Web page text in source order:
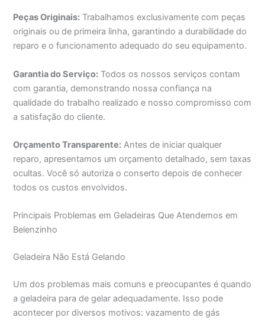
Peças Originais: Trabalhamos exclusivamente com peças
originais ou de primeira linha, garantindo a durabilidade do
reparo e o funcionamento adequado do seu equipamento.
Garantia do Serviço: Todos os nossos serviços contam
com garantia, demonstrando nossa confiança na
qualidade do trabalho realizado e nosso compromisso com
a satisfação do cliente.
Orçamento Transparente: Antes de iniciar qualquer
reparo, apresentamos um orçamento detalhado, sem taxas
ocultas. Você só autoriza o conserto depois de conhecer
todos os custos envolvidos.
Principais Problemas em Geladeiras Que Atendemos em
Belenzinho
Geladeira Não Está Gelando
Um dos problemas mais comuns e preocupantes é quando
a geladeira para de gelar adequadamente. Isso pode
acontecer por diversos motivos: vazamento de gás